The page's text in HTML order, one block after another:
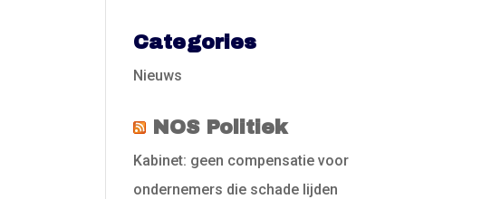
Categories
Nieuws
NOS Politiek
Kabinet: geen compensatie voor
ondernemers die schade lijden